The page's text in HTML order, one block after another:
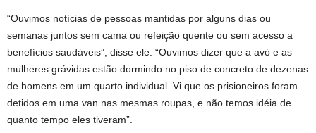
“Ouvimos notícias de pessoas mantidas por alguns dias ou
semanas juntos sem cama ou refeição quente ou sem acesso a
benefícios saudáveis”, disse ele. “Ouvimos dizer que a avó e as
mulheres grávidas estão dormindo no piso de concreto de dezenas
de homens em um quarto individual. Vi que os prisioneiros foram
detidos em uma van nas mesmas roupas, e não temos idéia de
quanto tempo eles tiveram”.